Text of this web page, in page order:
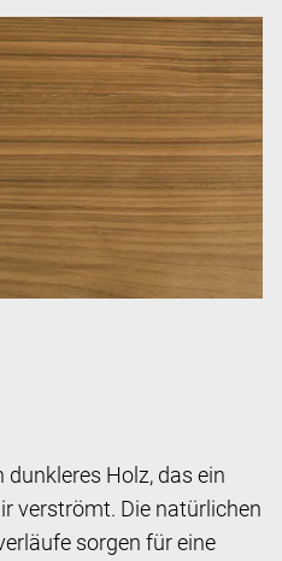
Holz, das ein
verströmt. Die natürlichen
sorgen für eine